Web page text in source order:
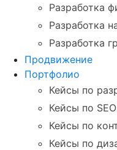
Разработка
Разработка
Разработка
Продвижение
Портфолио
Кейсы по
Кейсы по SEO
Кейсы по
Кейсы по